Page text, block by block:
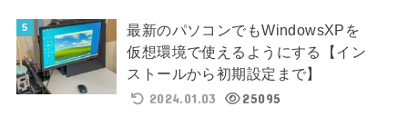
最新のパソコンでもWindowsXPを
仮想環境で使えるようにする【イン
ストールから初期設定まで】
2024.01.03
25095